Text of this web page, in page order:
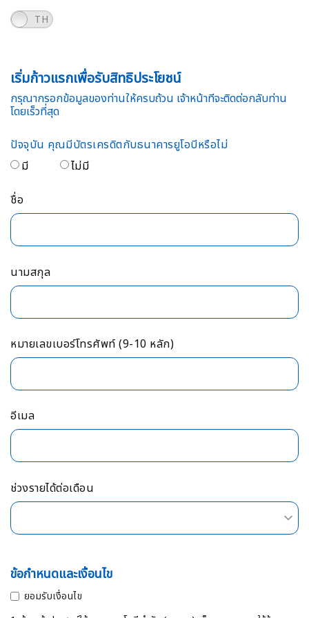
TH
เริ่มก้าวแรกเพื่อรับสิทธิประโยชน์
กรุณากรอกข้อมูลของท่านให้ครบถ้วน เจ้าหน้าที่จะติดต่อกลับท่าน
โดยเร็วที่สุด
ปัจจุบัน คุณมีบัตรเครดิตกับธนาคารยูโอบีหรือไม่
มี
ไม่มี
ชื่อ
นามสกุล
หมายเลขเบอร์โทรศัพท์ (9-10 หลัก)
อีเมล
ช่วงรายได้ต่อเดือน
ข้อกำหนดและเงื่อนไข
ยอมรับเงื่อนไข